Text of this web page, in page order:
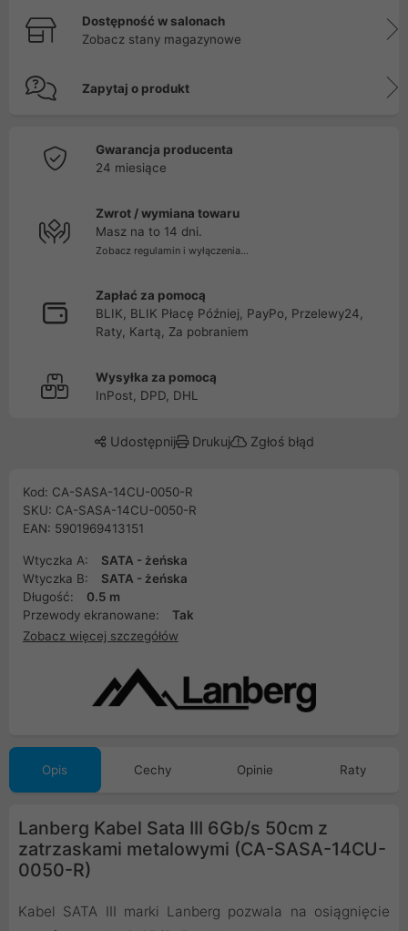
Dostępność w salonach
Zobacz stany magazynowe
Zapytaj o produkt
Gwarancja producenta
24 miesiące
Zwrot / wymiana towaru
Masz na to 14 dni.
Zobacz regulamin i wyłączenia...
Zapłać za pomocą
BLIK, BLIK Płacę Później, PayPo, Przelewy24,
Raty, Kartą, Za pobraniem
Wysyłka za pomocą
InPost, DPD, DHL
Udostępnij Drukuj Zgłoś błąd
Kod: CA-SASA-14CU-0050-R
SKU: CA-SASA-14CU-0050-R
EAN: 5901969413151
Wtyczka A:
SATA - żeńska
Wtyczka B:
SATA - żeńska
Długość:
0.5 m
Przewody ekranowane:
Tak
Zobacz więcej szczegółów
Opis Cechy Opinie Raty
Lanberg Kabel Sata III 6Gb/s 50cm z
zatrzaskami metalowymi (CA-SASA-14CU-
0050-R)
Kabel SATA III marki Lanberg pozwala na osiągnięcie